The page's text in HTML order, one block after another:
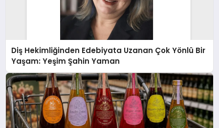
Diş Hekimliğinden Edebiyata Uzanan Çok Yönlü Bir
Yaşam: Yeşim Şahin Yaman